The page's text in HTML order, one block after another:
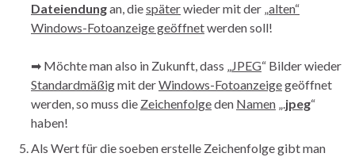
Dateiendungan, diespäterwieder mit der „alten“
Windows-Fotoanzeige geöffnetwerden soll!
➡ Möchte man also in Zukunft, dass „JPEG“ Bilder wieder
Standardmäßigmit derWindows-Fotoanzeigegeöffnet
werden, so muss die Zeichenfolgeden Namen „.jpeg“
haben!
Als Wert für die soeben erstelle Zeichenfolge gibt man